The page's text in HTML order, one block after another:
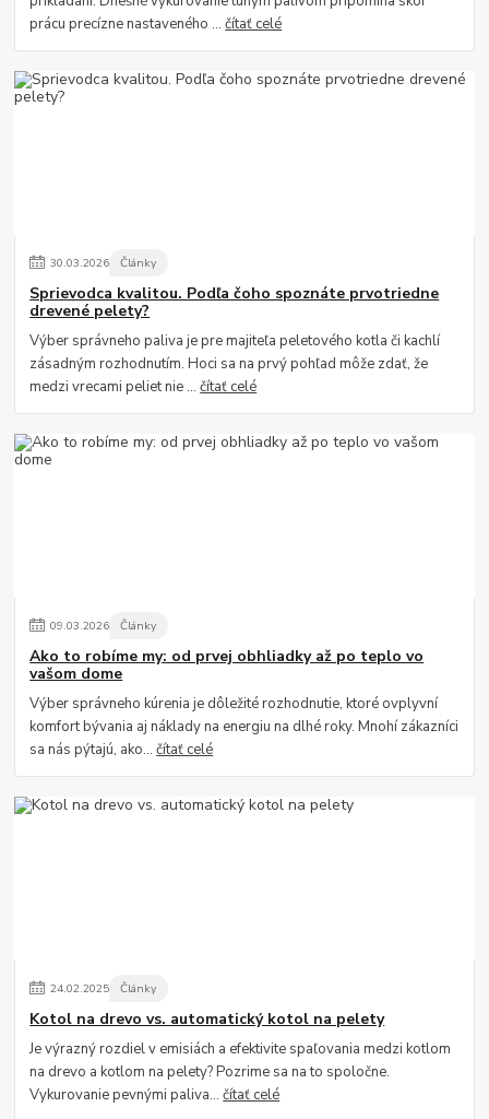
prácu precízne nastaveného ...čítať celé
30.03.2026 Články
Sprievodca kvalitou. Podľa čoho spoznáte prvotriedne
drevené pelety?
Výber správneho paliva je pre majiteľa peletového kotla či kachlí
zásadným rozhodnutím. Hoci sa na prvý pohľad môže zdať, že
medzi vrecami peliet nie ...čítať celé
09.03.2026 Články
Ako to robíme my: od prvej obhliadky až po teplo vo
vašom dome
Výber správneho kúrenia je dôležité rozhodnutie, ktoré ovplyvní
komfort bývania aj náklady na energiu na dlhé roky. Mnohí zákazníci
sa nás pýtajú, ako...čítať celé
24.02.2025 Články
Kotol na drevo vs. automatický kotol na pelety
Je výrazný rozdiel v emisiách a efektivite spaľovania medzi kotlom
na drevo a kotlom na pelety? Pozrime sa na to spoločne.
Vykurovanie pevnými paliva...čítať celé